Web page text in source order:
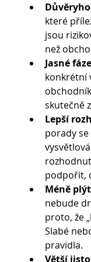
které
jsou
než
Jasné
konkrétní
skutečně
Lepší
porady
podpořit,
Méně
nebude
proto, že
Slabé
pravidla.
Větší